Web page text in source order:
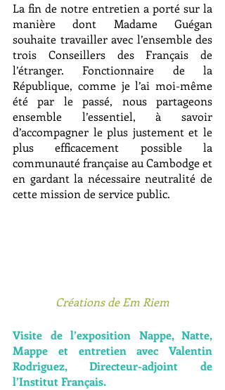
La fin de notre entretien a porté sur la
manière dont Madame Guégan
souhaite travailler avec l’ensemble des
trois Conseillers des Français de
l’étranger. Fonctionnaire de la
République, comme je l’ai moi-même
été par le passé, nous partageons
ensemble l’essentiel, à savoir
d’accompagner le plus justement et le
plus efficacement possible la
communauté française au Cambodge et
en gardant la nécessaire neutralité de
cette mission de service public.
Créations de Em Riem
Visite de l’exposition Nappe, Natte,
Mappe et entretien avec Valentin
Rodriguez, Directeur-adjoint de
l’Institut Français.